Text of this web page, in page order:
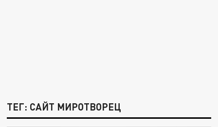
ТЕГ: САЙТ МИРОТВОРЕЦ